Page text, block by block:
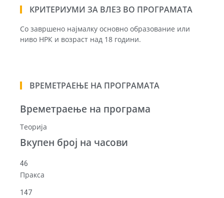
КРИТЕРИУМИ ЗА ВЛЕЗ ВО ПРОГРАМАТА
Со завршено најмалку основно образование или
ниво НРК и возраст над 18 години.
ВРЕМЕТРАЕЊЕ НА ПРОГРАМАТА
Времетраење на програма
Теорија
Вкупен број на часови
46
Пракса
147